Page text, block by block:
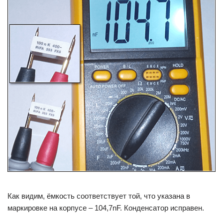
Как видим, ёмкость соответствует той, что указана в
маркировке на корпусе – 104,7nF. Конденсатор исправен.